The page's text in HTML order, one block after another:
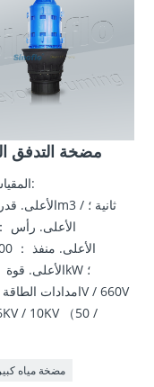
مضخة التدفق
المقياس التقني:
-الأعلى. قدرة ： 37m3 / ثانية ؛
-الأعلى. رأس ： 20 م ؛
-الأعلى. منفذ ： 4000 مم ؛
-الأعلى. قوة ： 1200kW ؛
/ 10KV （50 /
مضخة مياه